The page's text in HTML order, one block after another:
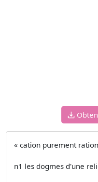
« cation purement
n1 les dogmes d'une